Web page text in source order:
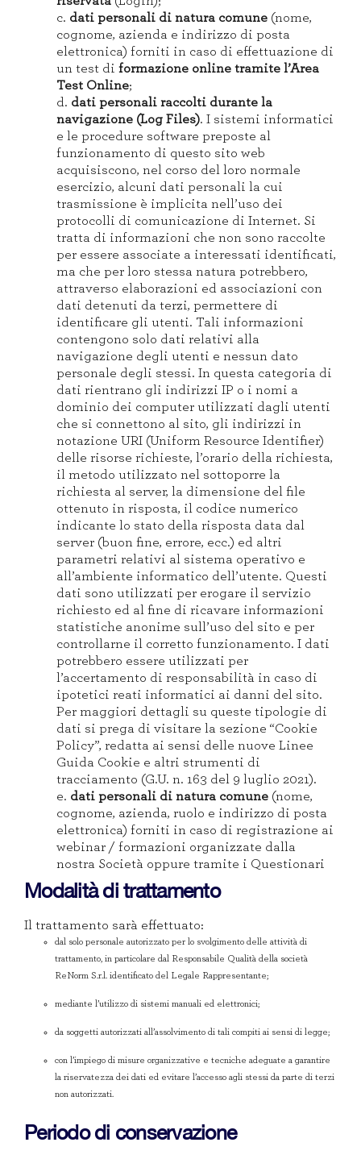
c. dati personali di natura comune (nome,
cognome, azienda e indirizzo di posta
elettronica) forniti in caso di effettuazione di
un test di formazione online tramite l’Area
Test Online;
d. dati personali raccolti durante la
navigazione (Log Files). I sistemi informatici
e le procedure software preposte al
funzionamento di questo sito web
acquisiscono, nel corso del loro normale
esercizio, alcuni dati personali la cui
trasmissione è implicita nell’uso dei
protocolli di comunicazione di Internet. Si
tratta di informazioni che non sono raccolte
per essere associate a interessati identificati,
ma che per loro stessa natura potrebbero,
attraverso elaborazioni ed associazioni con
dati detenuti da terzi, permettere di
identificare gli utenti. Tali informazioni
contengono solo dati relativi alla
navigazione degli utenti e nessun dato
personale degli stessi. In questa categoria di
dati rientrano gli indirizzi IP o i nomi a
dominio dei computer utilizzati dagli utenti
che si connettono al sito, gli indirizzi in
notazione URI (Uniform Resource Identifier)
delle risorse richieste, l’orario della richiesta,
il metodo utilizzato nel sottoporre la
richiesta al server, la dimensione del file
ottenuto in risposta, il codice numerico
indicante lo stato della risposta data dal
server (buon fine, errore, ecc.) ed altri
parametri relativi al sistema operativo e
all’ambiente informatico dell’utente. Questi
dati sono utilizzati per erogare il servizio
richiesto ed al fine di ricavare informazioni
statistiche anonime sull’uso del sito e per
controllarne il corretto funzionamento. I dati
potrebbero essere utilizzati per
l’accertamento di responsabilità in caso di
ipotetici reati informatici ai danni del sito.
Per maggiori dettagli su queste tipologie di
dati si prega di visitare la sezione “Cookie
Policy”, redatta ai sensi delle nuove Linee
Guida Cookie e altri strumenti di
tracciamento (G.U. n. 163 del 9 luglio 2021).
e. dati personali di natura comune (nome,
cognome, azienda, ruolo e indirizzo di posta
elettronica) forniti in caso di registrazione ai
webinar / formazioni organizzate dalla
nostra Società oppure tramite i Questionari
Modalità di trattamento
Il trattamento sarà effettuato:
dal solo personale autorizzato per lo svolgimento delle attività di
trattamento, in particolare dal Responsabile Qualità della società
ReNorm S.r.l. identificato del Legale Rappresentante;
mediante l’utilizzo di sistemi manuali ed elettronici;
da soggetti autorizzati all’assolvimento di tali compiti ai sensi di legge;
con l’impiego di misure organizzative e tecniche adeguate a garantire
la riservatezza dei dati ed evitare l’accesso agli stessi da parte di terzi
non autorizzati.
Periodo di conservazione